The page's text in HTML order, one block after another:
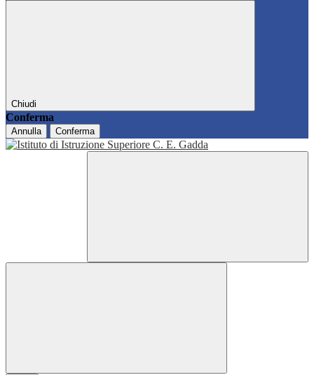
Chiudi
Conferma
Annulla Conferma